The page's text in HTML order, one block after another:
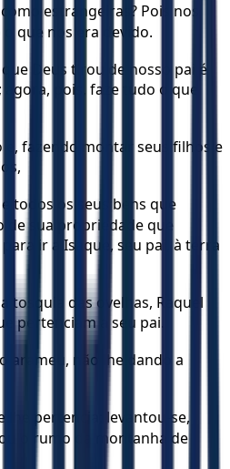
estrangeiras? Pois nos
que nos era devido.
Deus tirou de nosso pai é
pois, faze tudo o que
e, fazendo montar seus filhos e
todos os seus bens que
de sua propriedade que
ir a Isaque, seu pai, à terra
tosquia das ovelhas, Raquel
pertenciam a seu pai.
arameu, não lhe dando a
lhe pertencia; levantou-se,
o rumo da montanha de